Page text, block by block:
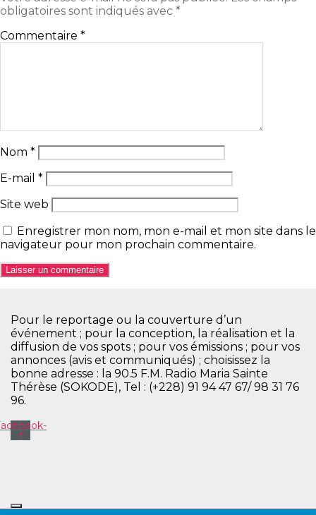
obligatoires sont indiqués avec *
Commentaire *
Nom *
E-mail *
Site web
Enregistrer mon nom, mon e-mail et mon site dans le
navigateur pour mon prochain commentaire.
Pour le reportage ou la couverture d’un
événement ; pour la conception, la réalisation et la
diffusion de vos spots ; pour vos émissions ; pour vos
annonces (avis et communiqués) ; choisissez la
bonne adresse : la 90.5 F.M. Radio Maria Sainte
Thérèse (SOKODE), Tel : (+228) 91 94 47 67/ 98 31 76
96.
f